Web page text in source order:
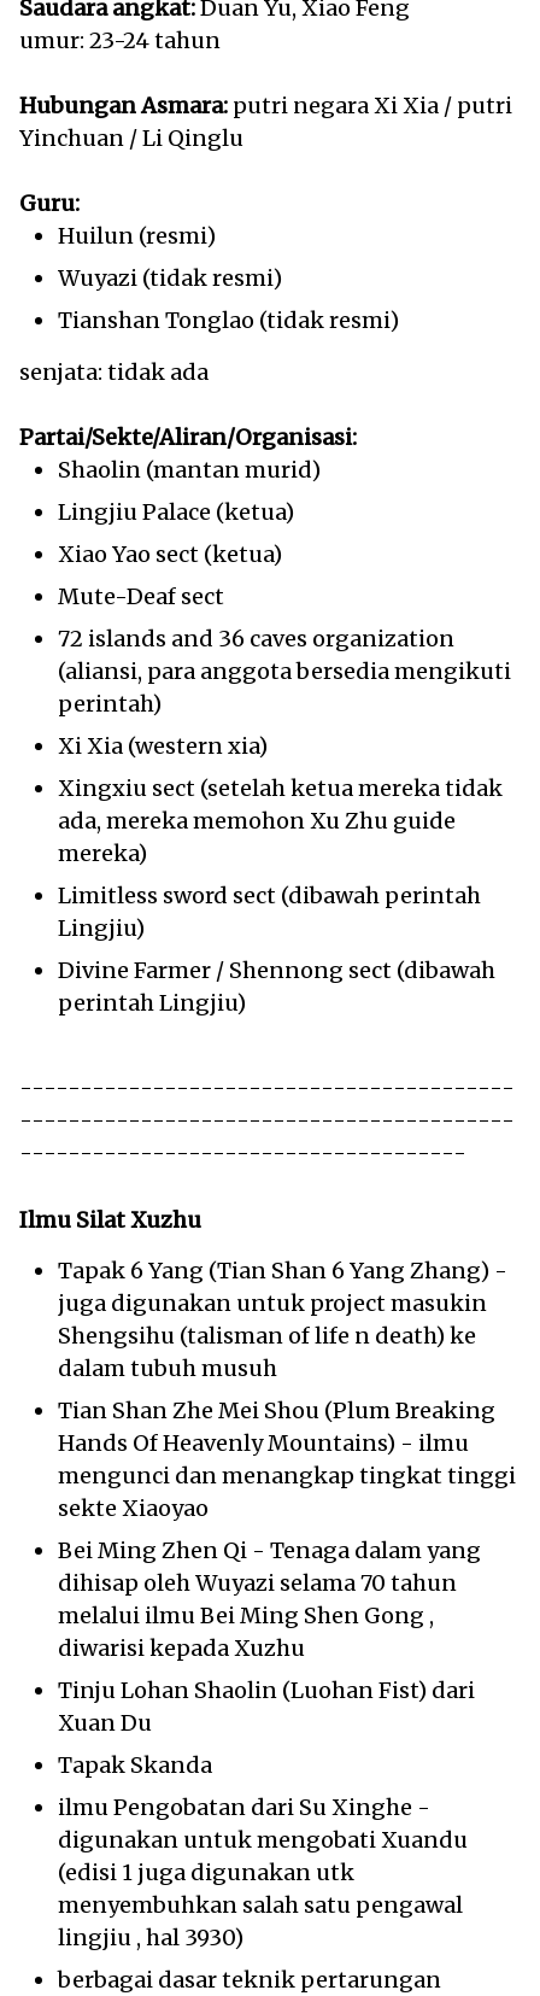
Saudara angkat:Duan Yu, Xiao Feng
umur: 23-24 tahun
Hubungan Asmara: putri negara Xi Xia / putri
Yinchuan / Li Qinglu
Guru:
Huilun (resmi)
Wuyazi (tidak resmi)
Tianshan Tonglao (tidak resmi)
senjata: tidak ada
Partai/Sekte/Aliran/Organisasi:
Shaolin (mantan murid)
Lingjiu Palace (ketua)
Xiao Yao sect (ketua)
Mute-Deaf sect
72 islands and 36 caves organization
(aliansi, para anggota bersedia mengikuti
perintah)
Xi Xia (western xia)
Xingxiu sect (setelah ketua mereka tidak
ada, mereka memohon Xu Zhu guide
mereka)
Limitless sword sect (dibawah perintah
Lingjiu)
Divine Farmer / Shennong sect (dibawah
perintah Lingjiu)
-----------------------------------------
-----------------------------------------
-------------------------------------
Ilmu Silat Xuzhu
Tapak 6 Yang (Tian Shan 6 Yang Zhang) -
juga digunakan untuk project masukin
Shengsihu (talisman of life n death) ke
dalam tubuh musuh
Tian Shan Zhe Mei Shou (Plum Breaking
Hands Of Heavenly Mountains) - ilmu
mengunci dan menangkap tingkat tinggi
sekte Xiaoyao
Bei Ming Zhen Qi - Tenaga dalam yang
dihisap oleh Wuyazi selama 70 tahun
melalui ilmu Bei Ming Shen Gong ,
diwarisi kepada Xuzhu
Tinju Lohan Shaolin (Luohan Fist) dari
Xuan Du
Tapak Skanda
ilmu Pengobatan dari Su Xinghe -
digunakan untuk mengobati Xuandu
(edisi 1 juga digunakan utk
menyembuhkan salah satu pengawal
lingjiu , hal 3930)
berbagai dasar teknik pertarungan